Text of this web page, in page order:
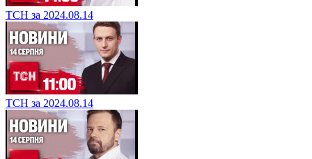
ТСН за 2024.08.14
ТСН за 2024.08.14